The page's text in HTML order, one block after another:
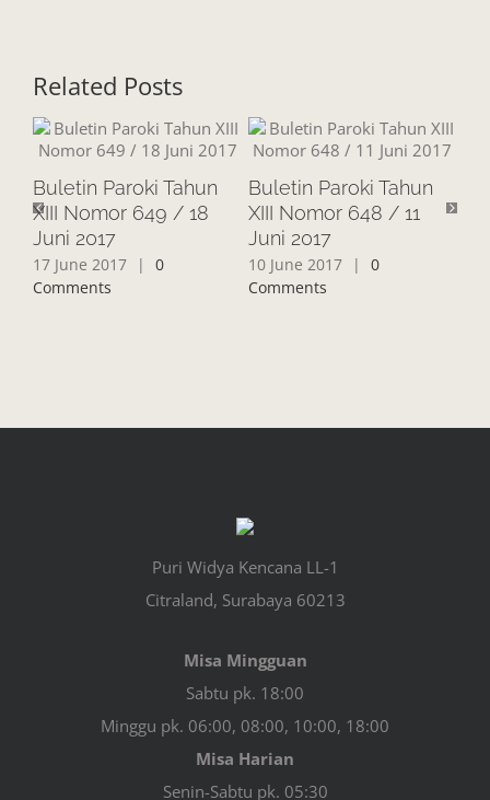
Related Posts
Buletin Paroki Tahun
XIII Nomor 649 / 18
Juni 2017
17 June 2017 |
0
Comments
Buletin Paroki Tahun
XIII Nomor 648 / 11
Juni 2017
10 June 2017 |
0
Comments
Puri Widya Kencana LL-1
Citraland, Surabaya 60213
Misa Mingguan
Sabtu pk. 18:00
Minggu pk. 06:00, 08:00, 10:00, 18:00
Misa Harian
Senin-Sabtu pk. 05:30